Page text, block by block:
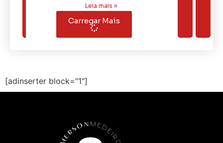
Leia mais »
Carregar Mais
[adinserter block="1"]